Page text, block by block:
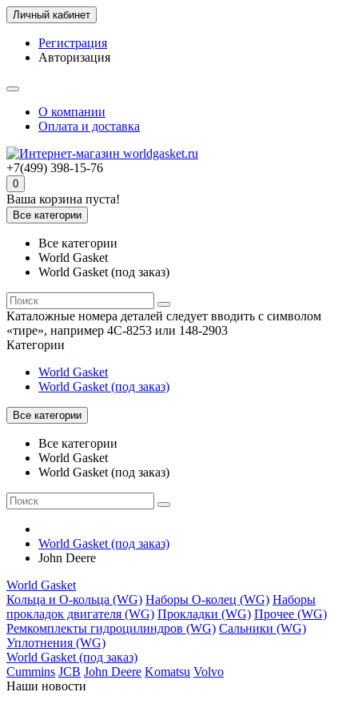
Личный кабинет
Регистрация
Авторизация
О компании
Оплата и доставка
+7(499) 398-15-76
0
Ваша корзина пуста!
Все категории
Все категории
World Gasket
World Gasket (под заказ)
Каталожные номера деталей следует вводить с символом
«тире», например 4C-8253 или 148-2903
Категории
World Gasket
World Gasket (под заказ)
Все категории
Все категории
World Gasket
World Gasket (под заказ)
World Gasket (под заказ)
John Deere
World Gasket
Кольца и О-кольца (WG) Наборы О-колец (WG) Наборы
прокладок двигателя (WG) Прокладки (WG) Прочее (WG)
Ремкомплекты гидроцилиндров (WG) Сальники (WG)
Уплотнения (WG)
World Gasket (под заказ)
Cummins JCB John Deere Komatsu Volvo
Наши новости